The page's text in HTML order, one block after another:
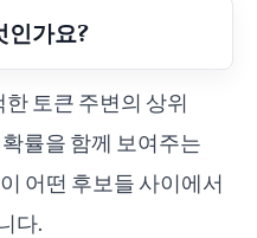
인가요?
토큰 주변의 상위
률을 함께 보여주는
어떤 후보들 사이에서
다.